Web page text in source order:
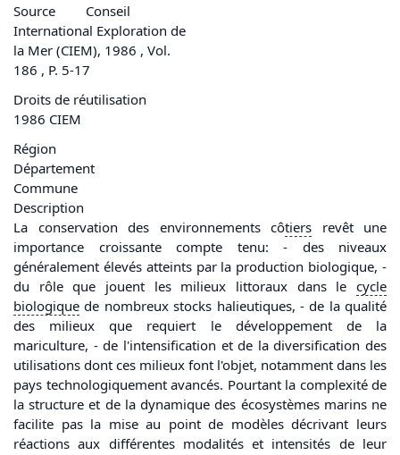
Source
Conseil
International Exploration de
la Mer (CIEM), 1986 , Vol.
186 , P. 5-17
Droits de réutilisation
1986 CIEM
Région
Département
Commune
Description
La conservation des environnements côtiers revêt une
importance croissante compte tenu: - des niveaux
généralement élevés atteints par la production biologique, -
du rôle que jouent les milieux littoraux dans le cycle
biologique de nombreux stocks halieutiques, - de la qualité
des milieux que requiert le développement de la
mariculture, - de l'intensification et de la diversification des
utilisations dont ces milieux font l'objet, notamment dans les
pays technologiquement avancés. Pourtant la complexité de
la structure et de la dynamique des écosystèmes marins ne
facilite pas la mise au point de modèles décrivant leurs
réactions aux différentes modalités et intensités de leur